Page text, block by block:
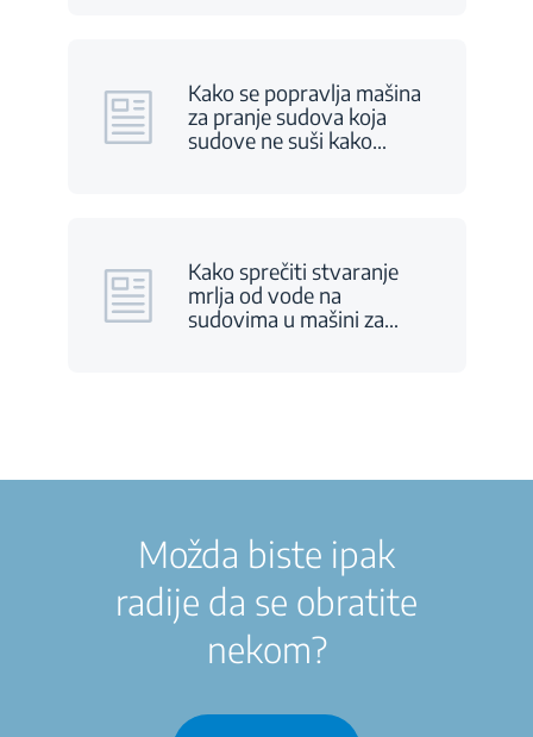
Kako se popravlja mašina
za pranje sudova koja
sudove ne suši kako…
Kako sprečiti stvaranje
mrlja od vode na
sudovima u mašini za…
Možda biste ipak
radije da se obratite
nekom?